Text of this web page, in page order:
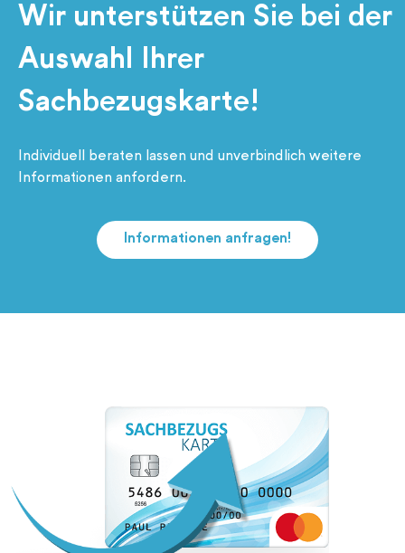
Wir unterstützen Sie bei der
Auswahl Ihrer
Sachbezugskarte!
Individuell beraten lassen und unverbindlich weitere
Informationen anfordern.
Informationen anfragen!